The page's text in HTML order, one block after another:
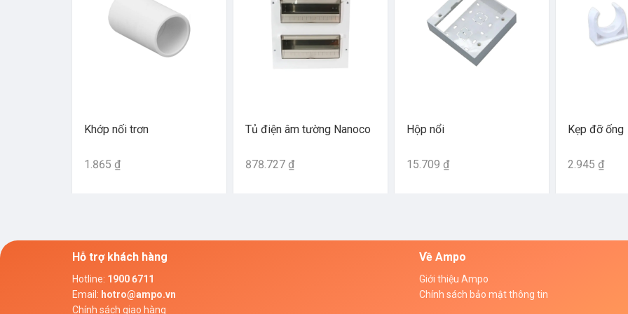
Khớp nối trơn
1.865 ₫
Tủ điện âm tường Nanoco
878.727 ₫
Hộp nổi
15.709 ₫
Kẹp đỡ ống
2.945 ₫
Hỗ trợ khách hàng
Hotline: 1900 6711
Email : hotro@ampo.vn
Chính sách giao hàng
Về Ampo
Giới thiệu Ampo
Chính sách bảo mật thông tin